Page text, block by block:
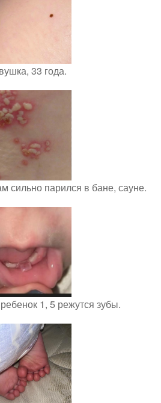
33 года.
сильно парился в бане, сауне.
1, 5 режутся зубы.